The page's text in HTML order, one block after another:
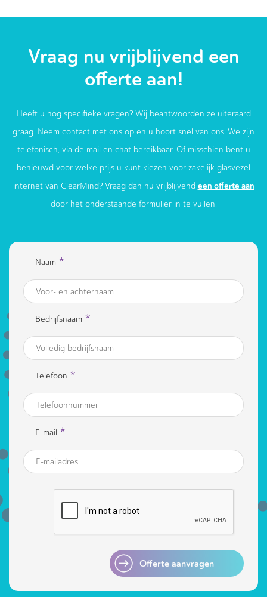
Vraag nu vrijblijvend een
offerte aan!
Heeft u nog specifieke vragen? Wij beantwoorden ze uiteraard
graag. Neem contact met ons op en u hoort snel van ons. We zijn
telefonisch, via de mail en chat bereikbaar. Of misschien bent u
benieuwd voor welke prijs u kunt kiezen voor zakelijk glasvezel
internet van ClearMind? Vraag dan nu vrijblijvend een offerte aan
door het onderstaande formulier in te vullen.
Naam *
Bedrijfsnaam *
Telefoon *
E-mail *
Offerte aanvragen